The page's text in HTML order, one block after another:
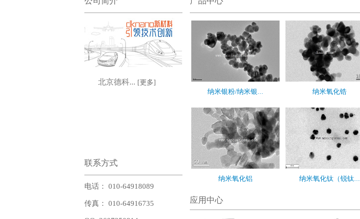
北京德科... [更多]
联系方式
电话： 010-64918089
传真： 010-64916735
纳米银粉/纳米银... 纳米氧化锆
纳米氧化铝 纳米氧化钛（锐钛...
应用中心